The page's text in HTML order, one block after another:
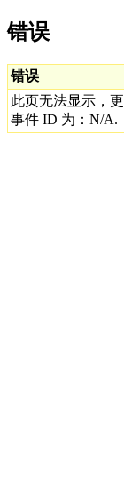
错误
错误
此页无法显示，
事件 ID 为：N/A.